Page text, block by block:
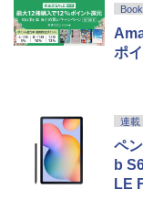
ポ
連載
ペ
b
LE